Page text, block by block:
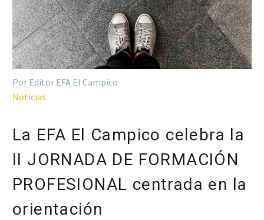
Por Editor EFA El Campico
Noticias
La EFA El Campico celebra la
II JORNADA DE FORMACIÓN
PROFESIONAL centrada en la
orientación